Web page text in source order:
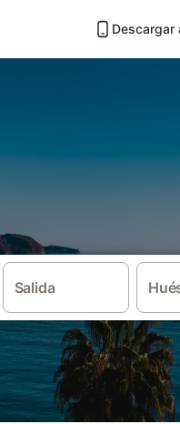
Descargar
Salida